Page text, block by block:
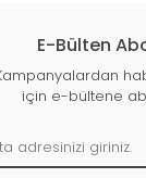
E-Bülten
için e-bültene